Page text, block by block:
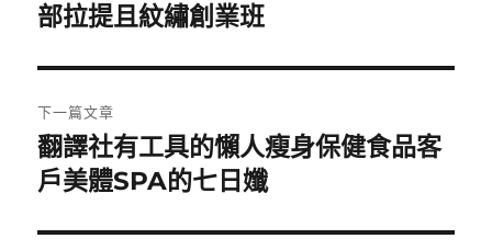
導
覽
一
文
章:
部拉提且紋繡創業班
下一篇文章
下
一
文
翻譯社有工具的懶人瘦身保健食品客
戶美體SPA的七日孅